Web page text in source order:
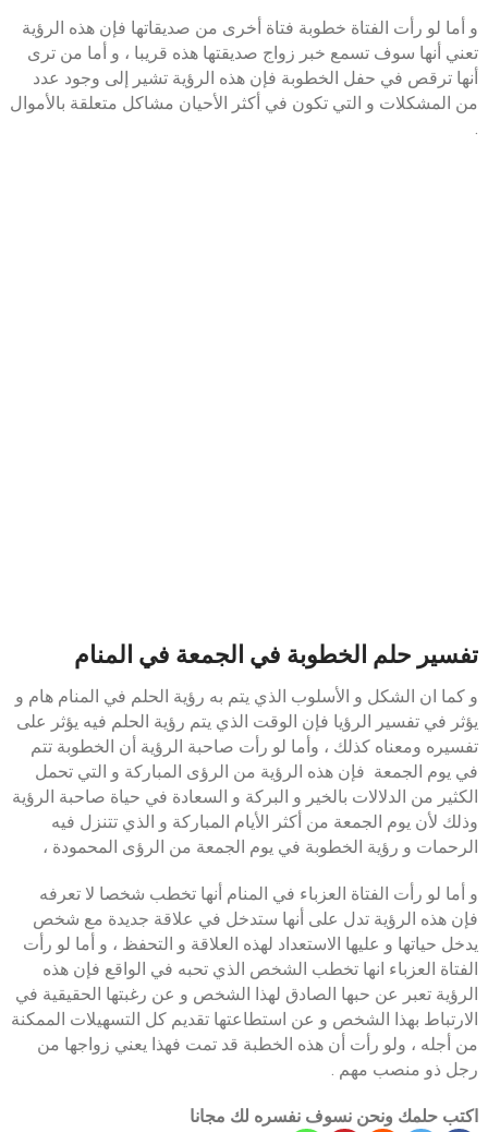
و أما لو رأت الفتاة خطوبة فتاة أخرى من صديقاتها فإن هذه الرؤية
تعني أنها سوف تسمع خبر زواج صديقتها هذه قريبا ، و أما من ترى
أنها ترقص في حفل الخطوبة فإن هذه الرؤية تشير إلى وجود عدد
من المشكلات و التي تكون في أكثر الأحيان مشاكل متعلقة بالأموال
.
تفسير حلم الخطوبة في الجمعة في المنام
و كما ان الشكل و الأسلوب الذي يتم به رؤية الحلم في المنام هام و
يؤثر في تفسير الرؤيا فإن الوقت الذي يتم رؤية الحلم فيه يؤثر على
تفسيره ومعناه كذلك ، وأما لو رأت صاحبة الرؤية أن الخطوبة تتم
في يوم الجمعة فإن هذه الرؤية من الرؤى المباركة و التي تحمل
الكثير من الدلالات بالخير و البركة و السعادة في حياة صاحبة الرؤية
وذلك لأن يوم الجمعة من أكثر الأيام المباركة و الذي تتنزل فيه
الرحمات و رؤية الخطوبة في يوم الجمعة من الرؤى المحمودة ،
و أما لو رأت الفتاة العزباء في المنام أنها تخطب شخصا لا تعرفه
فإن هذه الرؤية تدل على أنها ستدخل في علاقة جديدة مع شخص
يدخل حياتها و عليها الاستعداد لهذه العلاقة و التحفظ ، و أما لو رأت
الفتاة العزباء انها تخطب الشخص الذي تحبه في الواقع فإن هذه
الرؤية تعبر عن حبها الصادق لهذا الشخص و عن رغبتها الحقيقية في
الارتباط بهذا الشخص و عن استطاعتها تقديم كل التسهيلات الممكنة
من أجله ، ولو رأت أن هذه الخطبة قد تمت فهذا يعني زواجها من
رجل ذو منصب مهم .
اكتب حلمك ونحن نسوف نفسره لك مجانا